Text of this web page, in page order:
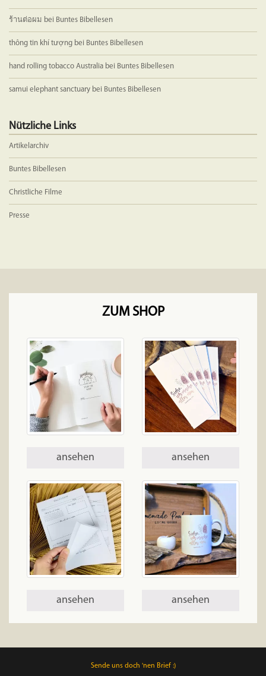
ร้านต่อผม bei Buntes Bibellesen
thông tin khí tượng bei Buntes Bibellesen
hand rolling tobacco Australia bei Buntes Bibellesen
samui elephant sanctuary bei Buntes Bibellesen
Nützliche Links
Artikelarchiv
Buntes Bibellesen
Christliche Filme
Presse
ZUM SHOP
ansehen ansehen
ansehen ansehen
Sende uns doch 'nen Brief :)